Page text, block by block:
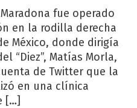
fue operado
en la rodilla derecha
México, donde dirigía
“Diez”, Matías Morla,
de Twitter que la
en una clínica
[…]